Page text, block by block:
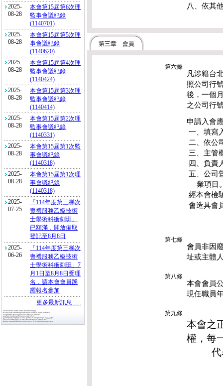
2025-
08-28
本會第15屆第6次理
監事會議紀錄
(1140701)
2025-
08-28
本會第15屆第5次理
事會議紀錄
(1140620)
2025-
08-28
本會第15屆第4次理
監事會議紀錄
(1140424)
2025-
08-28
本會第15屆第3次理
監事會議紀錄
(1140414)
2025-
08-28
本會第15屆第2次理
監事會議紀錄
(1140331)
2025-
08-28
本會第15屆第1次監
事會議紀錄
(1140318)
2025-
08-28
本會第15屆第1次理
事會議紀錄
(1140318)
2025-
07-25
「114年度第三梯次
喪禮服務乙級技術
士學術科衝刺班」
已額滿，開放備取
登記至8月8日
2025-
06-26
「114年度第三梯次
喪禮服務乙級技術
士學術科衝刺班」7
月1日至8月8日受理
名，請本會會員踴
躍報名參加
更多最新訊息......
八、依其
第三章 會員
第六條
凡涉籍台
照公司行
後，一個
之公司行
申請入會
一、填寫
二、依公
三、主管
四、負責
五、公司
業項目
經本會檢
會造具會
第七條
會員非因
址或主體
第八條
本會會員
現任職員
第九條
本會之
權，每
代表